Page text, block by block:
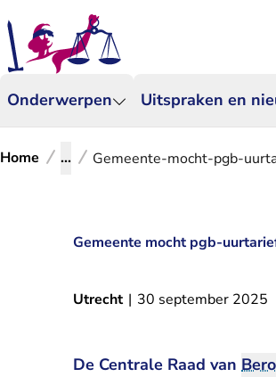
Onderwerpen Uitspraken en
Home ... Gemeente-mocht-pgb-
Gemeente mocht pgb-
Utrecht | 30 september 2025
De Centrale Raad van